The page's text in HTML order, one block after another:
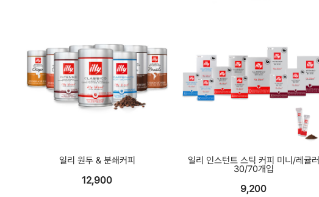
일리 원두 & 분쇄커피
12,900
일리 인스턴트 스틱 커피 미니/레귤러
30/70개입
9,200